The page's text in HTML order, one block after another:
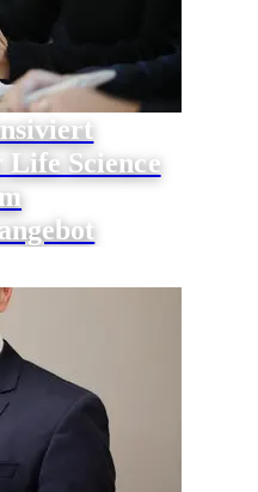
Life Science